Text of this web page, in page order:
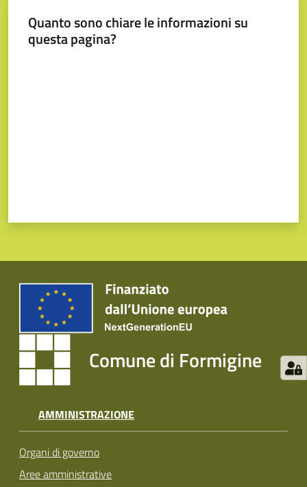
Quanto sono chiare le informazioni su
questa pagina?
Comune di Formigine
AMMINISTRAZIONE
Organi di governo
Aree amministrative